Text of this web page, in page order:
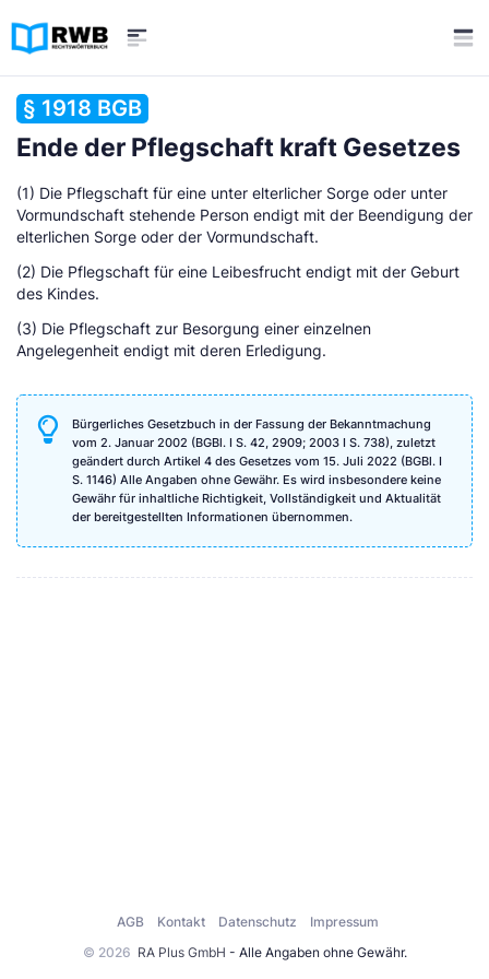
§ 1918 BGB
Ende der Pflegschaft kraft Gesetzes
(1) Die Pflegschaft für eine unter elterlicher Sorge oder unter
Vormundschaft stehende Person endigt mit der Beendigung der
elterlichen Sorge oder der Vormundschaft.
(2) Die Pflegschaft für eine Leibesfrucht endigt mit der Geburt
des Kindes.
(3) Die Pflegschaft zur Besorgung einer einzelnen
Angelegenheit endigt mit deren Erledigung.
Bürgerliches Gesetzbuch in der Fassung der Bekanntmachung
vom 2. Januar 2002 (BGBl. I S. 42, 2909; 2003 I S. 738), zuletzt
geändert durch Artikel 4 des Gesetzes vom 15. Juli 2022 (BGBl. I
S. 1146) Alle Angaben ohne Gewähr. Es wird insbesondere keine
Gewähr für inhaltliche Richtigkeit, Vollständigkeit und Aktualität
der bereitgestellten Informationen übernommen.
© 2026 RA Plus GmbH - Alle Angaben ohne Gewähr.
AGB Kontakt Datenschutz Impressum